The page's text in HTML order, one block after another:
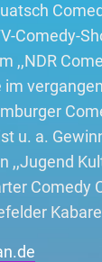
Comedy-
,,NDR
u. a.
,,Jugend
Comedy